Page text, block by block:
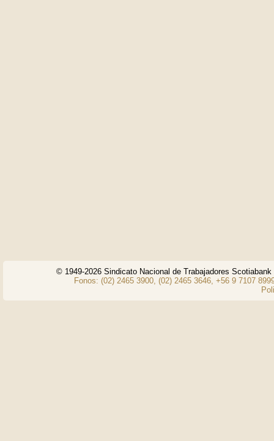
© 1949-2026 Sindicato Nacional de Trabajadores
Fonos: (02) 2465 3900, (02) 2465 3646, +56 9 7107